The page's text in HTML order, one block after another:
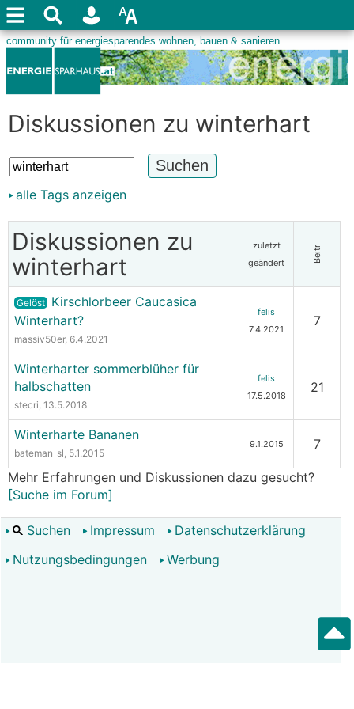
Diskussionen zu winterhart
alle Tags anzeigen
Diskussionen zu
winterhart
zuletzt
geändert
Beitr
Gelöst Kirschlorbeer Caucasica
Winterhart?
massiv50er, 6.4.2021
felis
7.4.2021
7
Winterharter sommerblüher für
halbschatten
stecri, 13.5.2018
felis
17.5.2018
21
Winterharte Bananen
bateman_sl, 5.1.2015
9.1.2015 7
Mehr Erfahrungen und Diskussionen dazu gesucht?
[Suche im Forum]
Suchen Impressum
Datenschutzerklärung
Nutzungsbedingungen
Werbung